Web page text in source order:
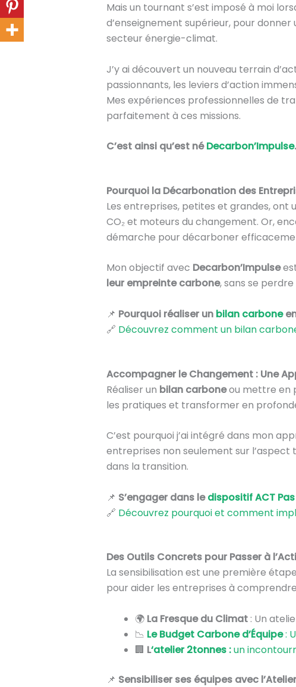
Mais un tournant s’est imposé à moi
d’enseignement supérieur, pour
secteur énergie-climat.
J’y ai découvert un nouveau terrain
passionnants, les leviers d’action
Mes expériences professionnelles de
parfaitement à ces missions.
C’est ainsi qu’est néDecarbon’Impulse.
Pourquoi la Décarbonation des
Les entreprises, petites et grandes, ont
CO₂ et moteurs du changement. Or,
démarche pour décarboner
Mon objectif avec Decarbon’Impulse
leur empreinte carbone, sans se
📌 Pourquoi réaliser un bilan carbone
🔗 Découvrez comment un bilan
Accompagner le Changement : Une
Réaliser un bilan carboneou mettre en
les pratiques et transformer en
C’est pourquoi j’ai intégré dans mon
entreprises non seulement sur
dans la transition.
📌 S’engager dans ledispositif ACT
🔗 Découvrez pourquoi et comment
Des Outils Concrets pour Passer à
La sensibilisation est une première
pour aider les entreprises à
🌍 La Fresque du Climat: Un
📉 Le Budget Carbone d’Équipe:
🏢 L‘atelier 2tonnes :un
📌 Sensibiliser ses équipes avec